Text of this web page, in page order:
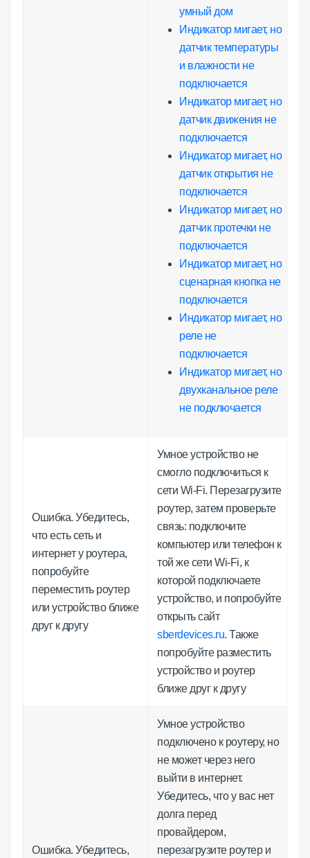
умный дом
Индикатор мигает, но
датчик температуры
и влажности не
подключается
Индикатор мигает, но
датчик движения не
подключается
Индикатор мигает, но
датчик открытия не
подключается
Индикатор мигает, но
датчик протечки не
подключается
Индикатор мигает, но
сценарная кнопка не
подключается
Индикатор мигает, но
реле не
подключается
Индикатор мигает, но
двухканальное реле
не подключается
Ошибка. Убедитесь,
что есть сеть и
интернет у роутера,
попробуйте
переместить роутер
или устройство ближе
друг к другу
Умное устройство не
смогло подключиться к
сети Wi-Fi. Перезагрузите
роутер, затем проверьте
связь: подключите
компьютер или телефон к
той же сети Wi-Fi, к
которой подключаете
устройство, и попробуйте
открыть сайт
sberdevices.ru. Также
попробуйте разместить
устройство и роутер
ближе друг к другу
Ошибка. Убедитесь,
Умное устройство
подключено к роутеру, но
не может через него
выйти в интернет.
Убедитесь, что у вас нет
долга перед
провайдером,
перезагрузите роутер и